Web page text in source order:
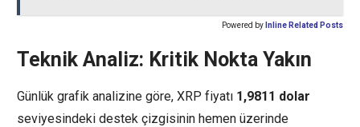
Powered by Inline Related Posts
Teknik Analiz: Kritik Nokta Yakın
Günlük grafik analizine göre, XRP fiyatı 1,9811 dolar
seviyesindeki destek çizgisinin hemen üzerinde